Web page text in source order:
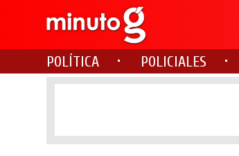
POLÍTICA POLICIALES